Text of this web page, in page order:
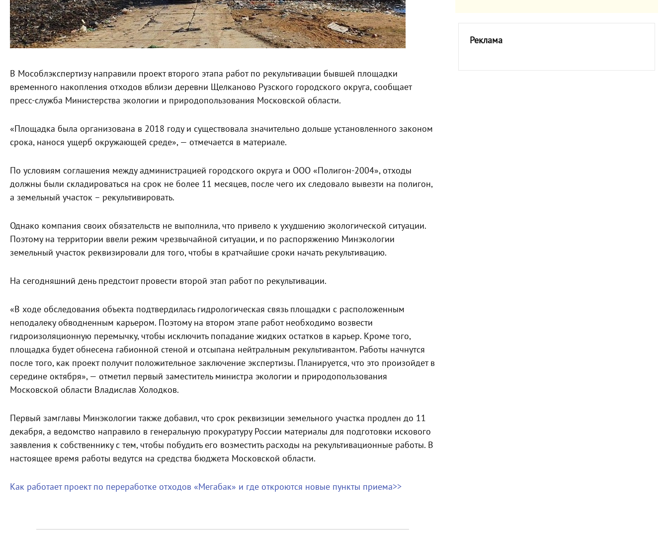
В Мособлэкспертизу направили проект второго этапа работ по рекультивации бывшей площадки
временного накопления отходов вблизи деревни Щелканово Рузского городского округа, сообщает
пресс-служба Министерства экологии и природопользования Московской области.
«Площадка была организована в 2018 году и существовала значительно дольше установленного законом
срока, нанося ущерб окружающей среде», — отмечается в материале.
По условиям соглашения между администрацией городского округа и ООО «Полигон-2004», отходы
должны были складироваться на срок не более 11 месяцев, после чего их следовало вывезти на полигон,
а земельный участок – рекультивировать.
Однако компания своих обязательств не выполнила, что привело к ухудшению экологической ситуации.
Поэтому на территории ввели режим чрезвычайной ситуации, и по распоряжению Минэкологии
земельный участок реквизировали для того, чтобы в кратчайшие сроки начать рекультивацию.
На сегодняшний день предстоит провести второй этап работ по рекультивации.
«В ходе обследования объекта подтвердилась гидрологическая связь площадки с расположенным
неподалеку обводненным карьером. Поэтому на втором этапе работ необходимо возвести
гидроизоляционную перемычку, чтобы исключить попадание жидких остатков в карьер. Кроме того,
площадка будет обнесена габионной стеной и отсыпана нейтральным рекультивантом. Работы начнутся
после того, как проект получит положительное заключение экспертизы. Планируется, что это произойдет в
середине октября», — отметил первый заместитель министра экологии и природопользования
Московской области Владислав Холодков.
Первый замглавы Минэкологии также добавил, что срок реквизиции земельного участка продлен до 11
декабря, а ведомство направило в генеральную прокуратуру России материалы для подготовки искового
заявления к собственнику с тем, чтобы побудить его возместить расходы на рекультивационные работы. В
настоящее время работы ведутся на средства бюджета Московской области.
Как работает проект по переработке отходов «Мегабак» и где откроются новые пункты приема>>
Реклама